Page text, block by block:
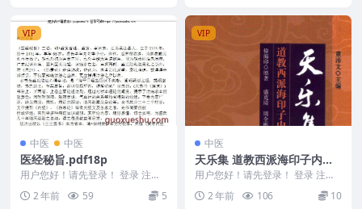
VIP
中医 中医
医经秘旨.pdf18p
用户您好！请先登录！ 登录 注册
2 年前 59 5
VIP
中医
天乐集 道教西派海印子内丹
修炼典籍 上.pdf+下.pdf
用户您好！请先登录！ 登录 注册
天乐集 240943-14 天乐集 道教西
派海...2 年前 106 10